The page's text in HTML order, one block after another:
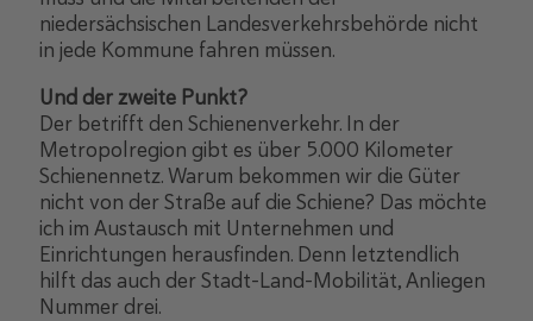
niedersächsischen Landesverkehrsbehörde nicht
in jede Kommune fahren müssen.
Und der zweite Punkt?
Der betrifft den Schienenverkehr. In der
Metropolregion gibt es über 5.000 Kilometer
Schienennetz. Warum bekommen wir die Güter
nicht von der Straße auf die Schiene? Das möchte
ich im Austausch mit Unternehmen und
Einrichtungen herausfinden. Denn letztendlich
hilft das auch der Stadt-Land-Mobilität, Anliegen
Nummer drei.